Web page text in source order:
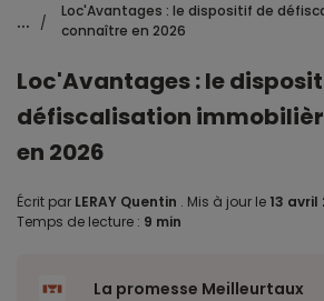
... /
Loc'Avantages : le dispositif de
connaître en 2026
Loc'Avantages : le
défiscalisation
en 2026
Écrit par LERAY Quentin . Mis à jour le 13 avril
Temps de lecture : 9 min
La promesse Meilleurtaux